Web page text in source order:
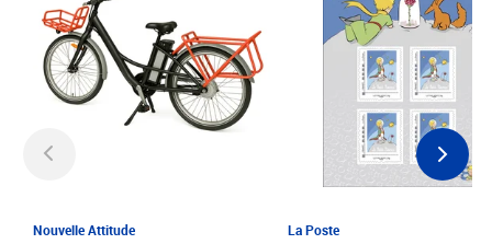
Nouvelle Attitude La Poste